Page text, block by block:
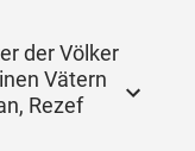
der Völker
Vätern
Rezef